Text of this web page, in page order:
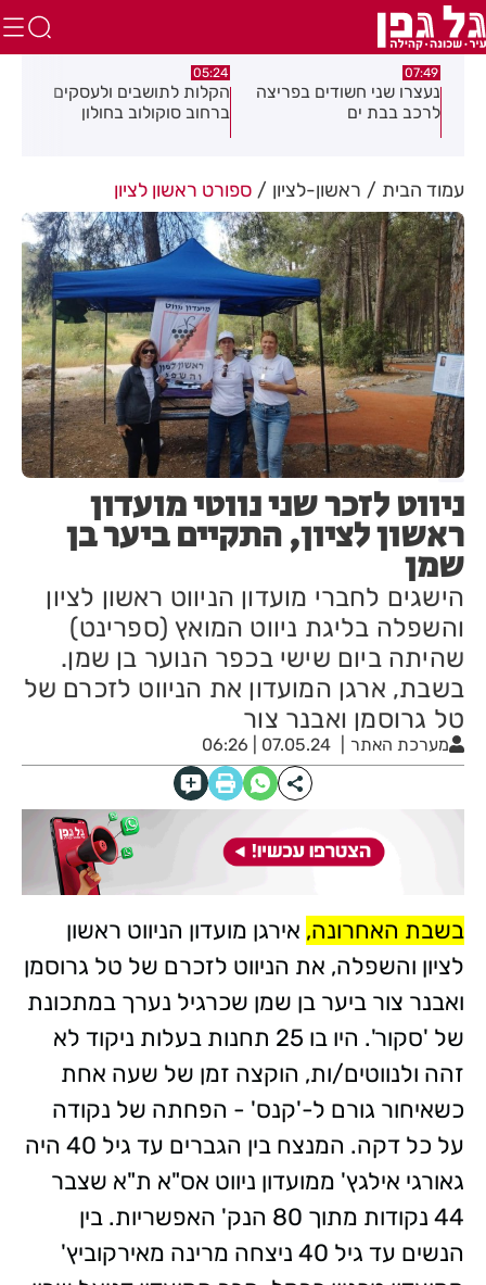
05:24
הקלות לתושבים ולעסקים
ברחוב סוקולוב בחולון
05:18
תושב חולון נעצר בתום
מרדף בעקבות אירוע
עמוד הבית ראשון-לציון ספורט ראשון לציון
ניווט לזכר שני נווטי מועדון
ראשון לציון, התקיים ביער בן
שמן
הישגים לחברי מועדון הניווט ראשון לציון
והשפלה בליגת ניווט המואץ (ספרינט)
שהיתה ביום שישי בכפר הנוער בן שמן.
בשבת, ארגן המועדון את הניווט לזכרם של
טל גרוסמן ואבנר צור
מערכת האתר 07.05.24 | 06:26
בשבת האחרונה, אירגן מועדון הניווט ראשון
לציון והשפלה, את הניווט לזכרם של טל גרוסמן
ואבנר צור ביער בן שמן שכרגיל נערך במתכונת
של 'סקור'. היו בו 25 תחנות בעלות ניקוד לא
זהה ולנווטים/ות, הוקצה זמן של שעה אחת
כשאיחור גורם ל-'קנס' - הפחתה של נקודה
על כל דקה. המנצח בין הגברים עד גיל 40 היה
גאורגי אילגץ' ממועדון ניווט אס"א ת"א שצבר
44 נקודות מתוך 80 הנק' האפשריות. בין
הנשים עד גיל 40 ניצחה מרינה מאירקוביץ'